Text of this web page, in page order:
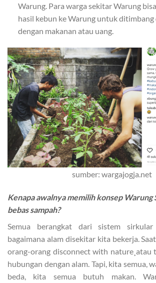
Warung. Para warga sekitar Warung
hasil kebun ke Warung untuk
dengan makanan atau uang.
sumber: wargajogja.net
Kenapa awalnya memilih konsep Warung
bebas sampah?
Semua berangkat dari sistem
bagaimana alam disekitar kita bekerja.
orang-orang disconnect with nature¸atau
hubungan dengan alam. Tapi, kita semua,
beda, kita semua butuh makan.